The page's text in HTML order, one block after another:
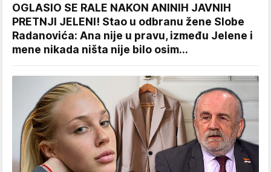
OGLASIO SE RALE NAKON ANINIH JAVNIH
PRETNJI JELENI! Stao u odbranu žene Slobe
Radanovića: Ana nije u pravu, između Jelene i
mene nikada ništa nije bilo osim...